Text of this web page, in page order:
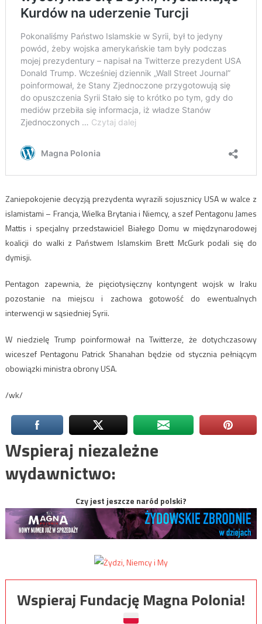
Zaniepokojenie decyzją prezydenta wyrazili sojusznicy USA w walce z
islamistami – Francja, Wielka Brytania i Niemcy, a szef Pentagonu James
Mattis i specjalny przedstawiciel Białego Domu w międzynarodowej
koalicji do walki z Państwem Islamskim Brett McGurk podali się do
dymisji.
Pentagon zapewnia, że pięciotysięczny kontyngent wojsk w Iraku
pozostanie na miejscu i zachowa gotowość do ewentualnych
interwencji w sąsiedniej Syrii.
W niedzielę Trump poinformował na Twitterze, że dotychczasowy
wiceszef Pentagonu Patrick Shanahan będzie od stycznia pełniącym
obowiązki ministra obrony USA.
/wk/
Wspieraj niezależne
wydawnictwo:
Czy jest jeszcze naród polski?
Wspieraj Fundację Magna Polonia!